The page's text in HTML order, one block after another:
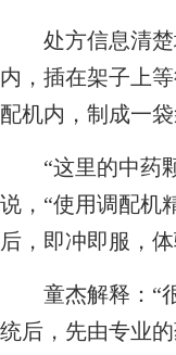
处方信息清楚
内，插在架子上
配机内，制成一袋
“这里的中药颗
说，“使用调配机
后，即冲即服，
童杰解释：“很
统后，先由专业